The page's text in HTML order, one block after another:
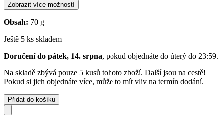
Zobrazit více možností
Obsah: 70 g
Ještě 5 ks skladem
Doručení do pátek, 14. srpna, pokud objednáte do úterý do 23:59.
Na skladě zbývá pouze 5 kusů tohoto zboží. Další jsou na cestě!
Pokud si jich objednáte více, může to mít vliv na termín dodání.
Přidat do košíku